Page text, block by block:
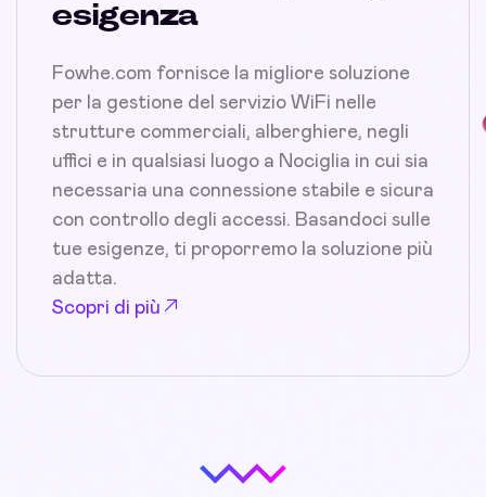
esigenza
Fowhe.com fornisce la migliore soluzione
per la gestione del servizio WiFi nelle
strutture commerciali, alberghiere, negli
uffici e in qualsiasi luogo a Nociglia in cui sia
necessaria una connessione stabile e sicura
con controllo degli accessi. Basandoci sulle
tue esigenze, ti proporremo la soluzione più
adatta.
Scopri di più